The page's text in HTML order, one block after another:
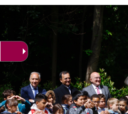
noticia